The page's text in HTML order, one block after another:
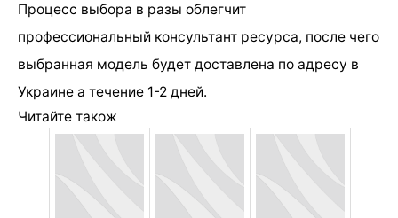
Процесс выбора в разы облегчит
профессиональный консультант ресурса, после чего
выбранная модель будет доставлена по адресу в
Украине а течение 1-2 дней.
Читайте також